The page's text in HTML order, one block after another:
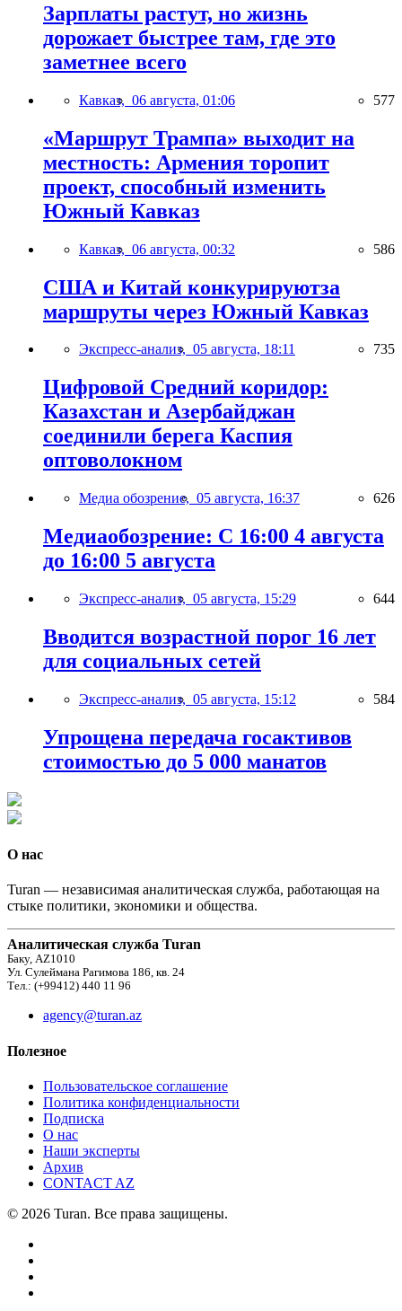
Зарплаты растут, но жизнь
дорожает быстрее там, где это
заметнее всего
Кавказ, 06 августа, 01:06 577
«Маршрут Трампа» выходит на
местность: Армения торопит
проект, способный изменить
Южный Кавказ
Кавказ, 06 августа, 00:32 586
США и Китай конкурируютза
маршруты через Южный Кавказ
Экспресс-анализ, 05 августа, 18:11 735
Цифровой Средний коридор:
Казахстан и Азербайджан
соединили берега Каспия
оптоволокном
Медиа обозрение, 05 августа, 16:37 626
Медиаобозрение: С 16:00 4 августа
до 16:00 5 августа
Экспресс-анализ, 05 августа, 15:29 644
Вводится возрастной порог 16 лет
для социальных сетей
Экспресс-анализ, 05 августа, 15:12 584
Упрощена передача госактивов
стоимостью до 5 000 манатов
О нас
Turan — независимая аналитическая служба, работающая на
стыке политики, экономики и общества.
Аналитическая служба Turan
Баку, AZ1010
Ул. Сулеймана Рагимова 186, кв. 24
Тел.: (+99412) 440 11 96
agency@turan.az
Полезное
Пользовательское соглашение
Политика конфиденциальности
Подписка
О нас
Наши эксперты
Архив
CONTACT AZ
© 2026 Turan. Все права защищены.